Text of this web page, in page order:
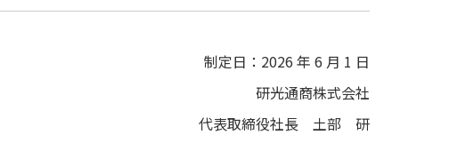
制定日：2026 年 6 月 1 日
研光通商株式会社
代表取締役社長 土部 研